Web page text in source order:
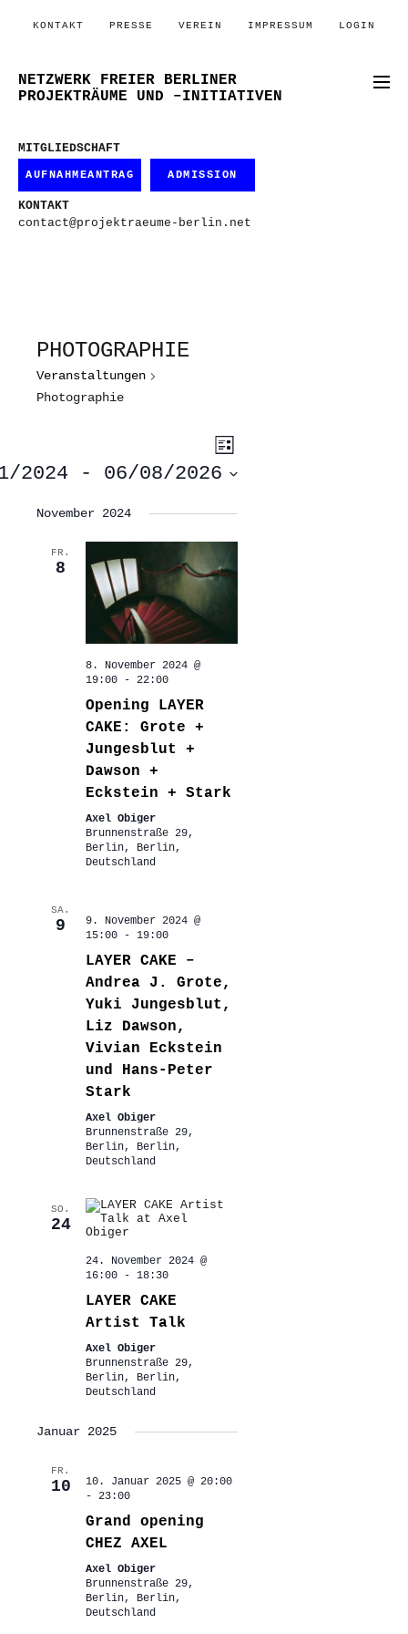
KONTAKT PRESSE VEREIN IMPRESSUM LOGIN
NETZWERK FREIER BERLINER
PROJEKTRÄUME UND –INITIATIVEN
MITGLIEDSCHAFT
AUFNAHMEANTRAG ADMISSION
KONTAKT
contact@projektraeume-berlin.net
PHOTOGRAPHIE
Veranstaltungen
Photographie
ANSICHTEN-
NAVIGATION
VERANSTALTUNG
ANSICHTEN-
Liste
2024 - 06/08/2026
November 2024
FR.
8
8. November 2024 @
19:00- 22:00
Opening LAYER
CAKE: Grote +
Jungesblut +
Dawson +
Eckstein + Stark
Axel Obiger
Brunnenstraße 29,
Berlin, Berlin,
Deutschland
SA.
9
9. November 2024 @
15:00- 19:00
LAYER CAKE –
Andrea J. Grote,
Yuki Jungesblut,
Liz Dawson,
Vivian Eckstein
und Hans-Peter
Stark
Axel Obiger
Brunnenstraße 29,
Berlin, Berlin,
Deutschland
SO.
24
24. November 2024 @
16:00- 18:30
LAYER CAKE
Artist Talk
Axel Obiger
Brunnenstraße 29,
Berlin, Berlin,
Deutschland
Januar 2025
FR.
10
10. Januar 2025 @ 20:00
- 23:00
Grand opening
CHEZ AXEL
Axel Obiger
Brunnenstraße 29,
Berlin, Berlin,
Deutschland